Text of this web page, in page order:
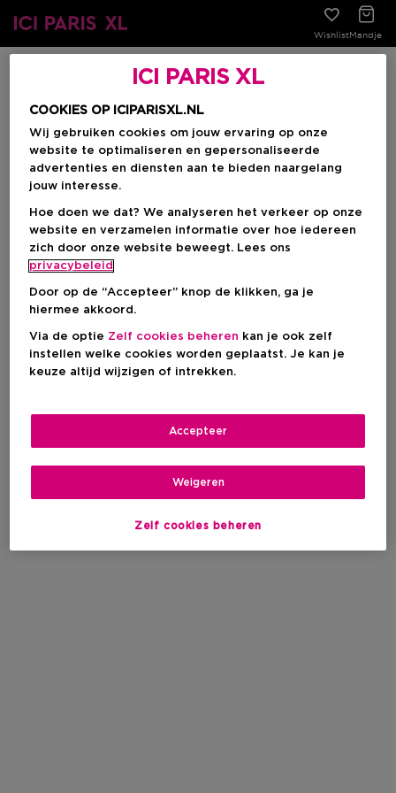
WishlistMandje
Heeft dit antwoord je geholpen?
Waar gaat je vraag over?
CHAT MET MILA
ICI PARIS XL
COOKIES OP ICIPARISXL.NL
Wij gebruiken cookies om jouw ervaring op onze
website te optimaliseren en gepersonaliseerde
advertenties en diensten aan te bieden naargelang
jouw interesse.
Hoe doen we dat? We analyseren het verkeer op onze
website en verzamelen informatie over hoe iedereen
zich door onze website beweegt. Lees ons
privacybeleid
Door op de “Accepteer” knop de klikken, ga je
hiermee akkoord.
Via de optie Zelf cookies beheren kan je ook zelf
instellen welke cookies worden geplaatst. Je kan je
keuze altijd wijzigen of intrekken.
Zelf cookies beheren
Weigeren
Accepteer